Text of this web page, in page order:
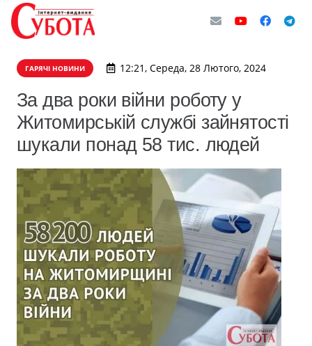
ГАРЯЧІ НОВИНИ 12:21, Середа, 28 Лютого, 2024
За два роки війни роботу у
Житомирській службі зайнятості
шукали понад 58 тис. людей